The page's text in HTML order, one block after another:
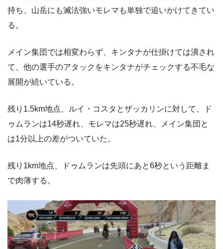
持ち、山岳にも滅法強いモレマも単独で追いかけてきてい
る。
メイン集団では相変わらず、キンタナが仕掛けては潰され
て、他の選手のアタックをキンタナがチェックする不毛な
展開が続いている。
残り1.5km地点、ルイ・コスタとザッカリンに対して、ド
ゥムランは14秒遅れ、モレマは25秒遅れ、メイン集団と
は1分以上の差がついていた。
残り1km地点、ドゥムランは先頭にあと6秒という距離ま
で肉薄する。